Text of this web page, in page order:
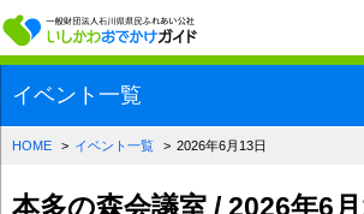
一般財
イベント一覧
HOME イベント一覧 2026年6月13日
本多の森会議室 / 2026年6